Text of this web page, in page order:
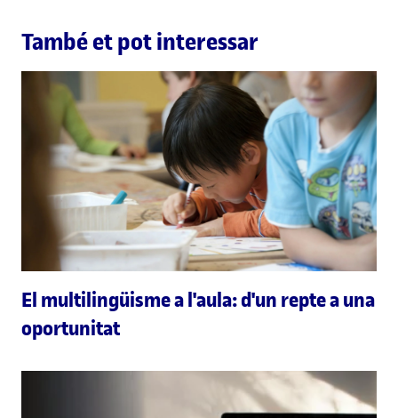
També et pot interessar
El multilingüisme a l'aula: d'un repte a una
oportunitat